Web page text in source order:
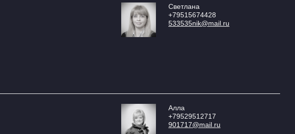
Светлана
+79515674428
533535nik@mail.ru
Алла
+79529512717
901717@mail.ru